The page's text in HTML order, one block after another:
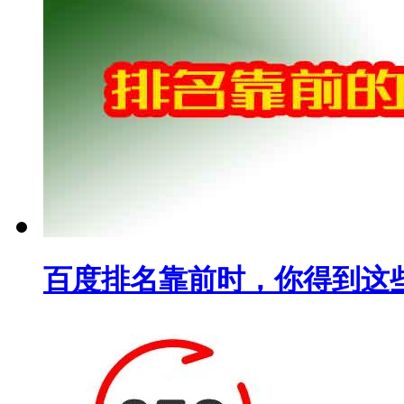
百度排名靠前时，你得到这